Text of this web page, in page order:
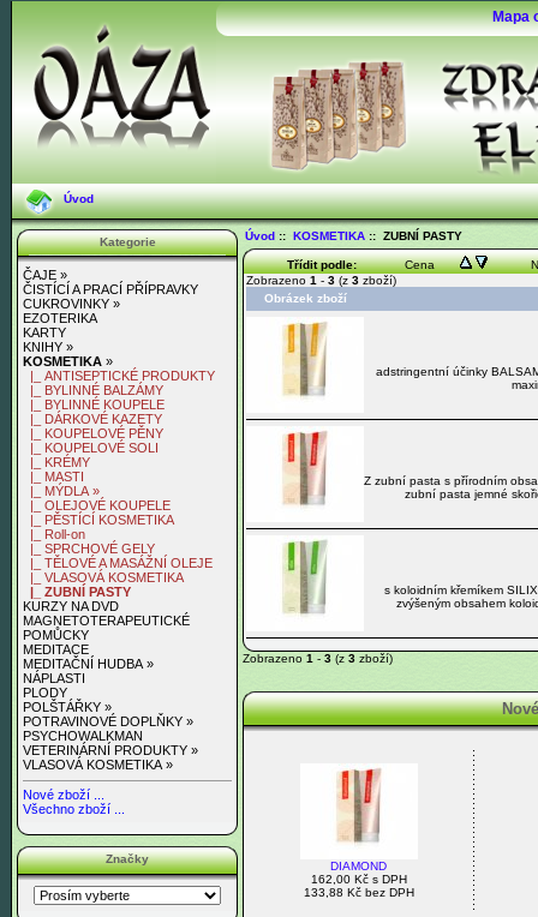
Mapa
Úvod
Kategorie
ČAJE »
ČISTÍCÍ A PRACÍ PŘÍPRAVKY
CUKROVINKY »
EZOTERIKA
KARTY
KNIHY »
KOSMETIKA »
|_ ANTISEPTICKÉ PRODUKTY
|_ BYLINNÉ BALZÁMY
|_ BYLINNÉ KOUPELE
|_ DÁRKOVÉ KAZETY
|_ KOUPELOVÉ PĚNY
|_ KOUPELOVÉ SOLI
|_ KRÉMY
|_ MASTI
|_ MÝDLA »
|_ OLEJOVÉ KOUPELE
|_ PĚSTÍCÍ KOSMETIKA
|_ Roll-on
|_ SPRCHOVÉ GELY
|_ TĚLOVÉ A MASÁŽNÍ OLEJE
|_ VLASOVÁ KOSMETIKA
|_ ZUBNÍ PASTY
KURZY NA DVD
MAGNETOTERAPEUTICKÉ
POMŮCKY
MEDITACE
MEDITAČNÍ HUDBA »
NÁPLASTI
PLODY
POLŠTÁŘKY »
POTRAVINOVÉ DOPLŇKY »
PSYCHOWALKMAN
VETERINÁRNÍ PRODUKTY »
VLASOVÁ KOSMETIKA »
Nové zboží ...
Všechno zboží ...
Značky
Úvod:: KOSMETIKA:: ZUBNÍ PASTY
Třídit podle: Cena
Zobrazeno 1 - 3 (z 3 zboží)
Obrázek zboží
adstringentní účinky
Z zubní pasta s přírodním
zubní pasta jemné
s koloidním křemíkem
zvýšeným obsahem
Zobrazeno 1 - 3 (z 3 zboží)
DIAMOND
162,00 Kč s DPH
133,88 Kč bez DPH